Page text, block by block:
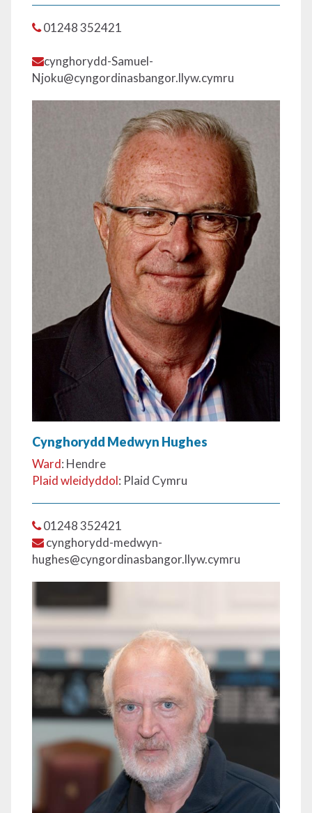
01248 352421
cynghorydd-Samuel-
Njoku@cyngordinasbangor.llyw.cymru
Cynghorydd Medwyn Hughes
Ward: Hendre
Plaid wleidyddol: Plaid Cymru
01248 352421
cynghorydd-medwyn-
hughes@cyngordinasbangor.llyw.cymru